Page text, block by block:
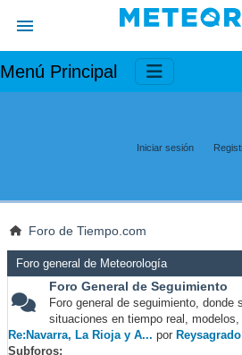
Menú Principal
Iniciar sesión
Foro de Tiempo.com
Foro general de Meteorología
Foro General de Seguimiento
Foro general de seguimiento, donde
situaciones en tiempo real,
Re:Navarra, La Rioja y A... por Reysagrado
Subforos